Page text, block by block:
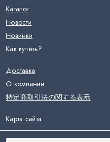
Каталог
Новости
Новинки
Как купить?
Доставка
О компании
特定商取引法の関する表示
Карта сайта